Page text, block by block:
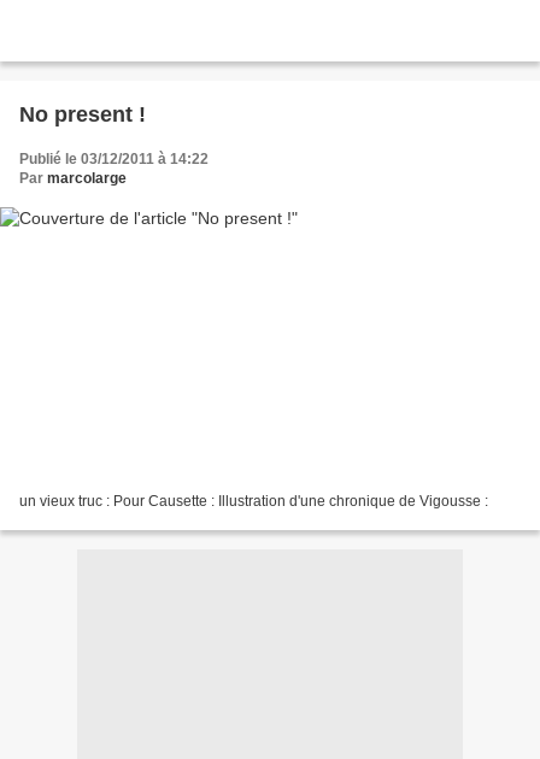
No present !
Publié le 03/12/2011 à 14:22
Par marcolarge
un vieux truc : Pour Causette : Illustration d'une chronique de Vigousse :